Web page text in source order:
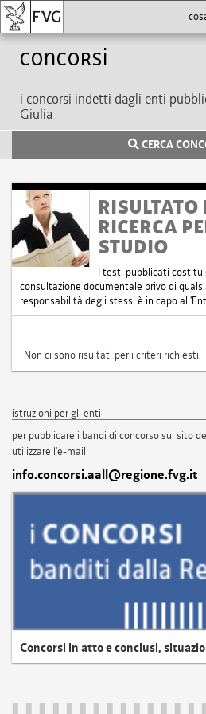
Concorsi
i concorsi indetti dagli enti
Giulia
CERCA
RISULTATO
RICERCA
STUDIO
I testi pubblicati
consultazione documentale privo di
responsabilità degli stessi è in capo
Non ci sono risultati per i criteri richiesti.
istruzioni per gli enti
per pubblicare i bandi di concorso sul sito
utilizzare l'e-mail
info.concorsi.aall@regione.fvg.it
Concorsi in atto e conclusi,